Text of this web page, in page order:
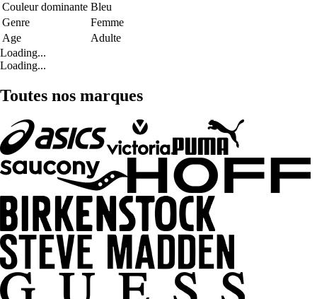
Couleur dominante Bleu
Genre
Femme
Age
Adulte
Loading...
Loading...
Toutes nos marques